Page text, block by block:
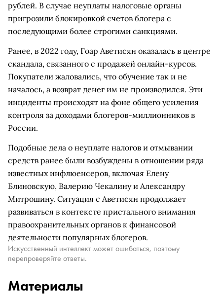
рублей. В случае неуплаты налоговые органы
пригрозили блокировкой счетов блогера с
последующими более строгими санкциями.
Ранее, в 2022 году, Гоар Аветисян оказалась в центре
скандала, связанного с продажей онлайн-курсов.
Покупатели жаловались, что обучение так и не
началось, а возврат денег им не производился. Эти
инциденты происходят на фоне общего усиления
контроля за доходами блогеров-миллионников в
России.
Подобные дела о неуплате налогов и отмывании
средств ранее были возбуждены в отношении ряда
известных инфлюенсеров, включая Елену
Блиновскую, Валерию Чекалину и Александру
Митрошину. Ситуация с Аветисян продолжает
развиваться в контексте пристального внимания
правоохранительных органов к финансовой
деятельности популярных блогеров.
Искусственный интеллект может ошибаться, поэтому
перепроверяйте ответы.
Материалы